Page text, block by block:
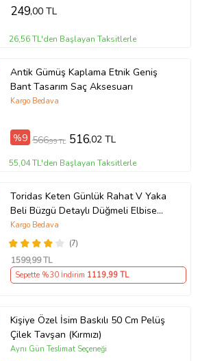
249,00 TL
26,56 TL'den Başlayan Taksitlerle
Antik Gümüş Kaplama Etnik Geniş
Bant Tasarım Saç Aksesuarı
Kargo Bedava
%9 566,99 TL 516,02 TL
55,04 TL'den Başlayan Taksitlerle
Toridas Keten Günlük Rahat V Yaka
Beli Büzgü Detaylı Düğmeli Elbise
LN04haki3
(7)
Kargo Bedava
1599,99 TL
Sepette %30 İndirim 1119,99 TL
Kişiye Özel İsim Baskılı 50 Cm Pelüş
Çilek Tavşan (Kırmızı)
Aynı Gün Teslimat Seçeneği